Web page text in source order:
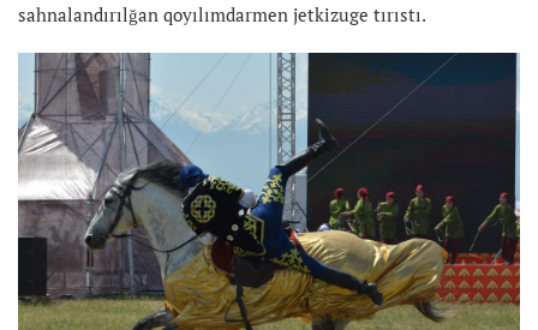
sahnalandırılğan qoyılımdarmen jetkizuge tırıstı.